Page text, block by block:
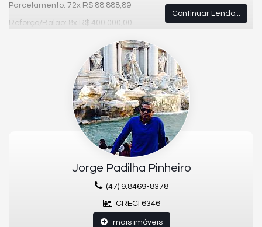
Parcelamento: 72x R$ 88.888,89
Reforço/Balão: 8x R$ 400.000,00
233m² de área privativa
462m² de Área total
Continuar Lendo...
Jorge Padilha Pinheiro
(47) 9.8469-8378
CRECI 6346
mais imóveis